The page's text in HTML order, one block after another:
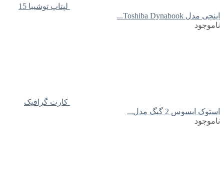
لپتاپ توشیبا 15
اینچی مدل Toshiba Dynabook...
ناموجود
کارت گرافیک
استوک ایسوس 2 گیگ مدل...
ناموجود